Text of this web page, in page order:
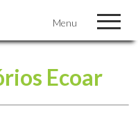
Menu
Ecoar